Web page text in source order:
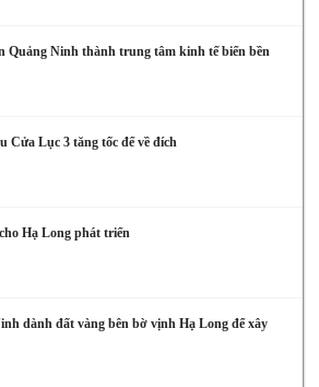
Quảng Ninh thành trung tâm kinh tế biển bền
Cửa Lục 3 tăng tốc để về đích
Hạ Long phát triển
dành đất vàng bên bờ vịnh Hạ Long để xây